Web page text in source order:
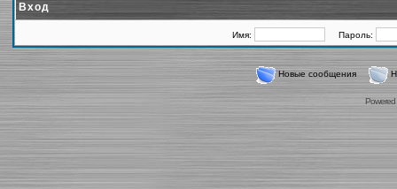
Вход
Имя: Пароль:
Новые сообщения